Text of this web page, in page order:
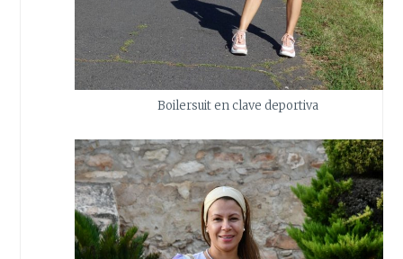
Boilersuit en clave deportiva